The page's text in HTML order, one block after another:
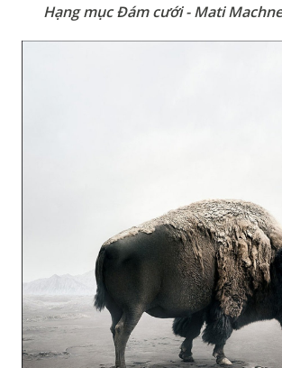
Hạng mục Đám cưới - Mati